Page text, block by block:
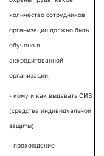
количество сотрудников
организации должно быть
обучено в
аккредитованной
организации;
- кому и как выдавать СИЗ
(средства индивидуальной
защиты)
- прохождение